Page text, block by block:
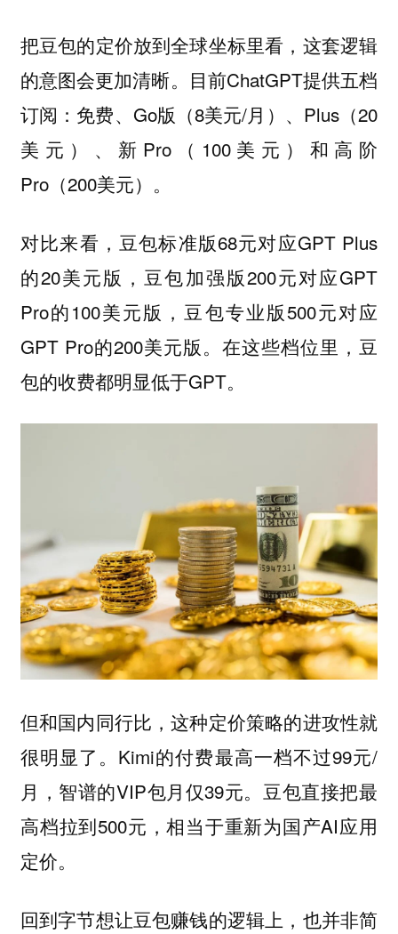
把豆包的定价放到全球坐标里看，这套逻辑
的意图会更加清晰。目前ChatGPT提供五档
订阅：免费、Go版（8美元/月）、Plus（20
美元）、新Pro（100美元）和高阶
Pro（200美元）。
对比来看，豆包标准版68元对应GPT Plus
的20美元版，豆包加强版200元对应GPT
Pro的100美元版，豆包专业版500元对应
GPT Pro的200美元版。在这些档位里，豆
包的收费都明显低于GPT。
但和国内同行比，这种定价策略的进攻性就
很明显了。Kimi的付费最高一档不过99元/
月，智谱的VIP包月仅39元。豆包直接把最
高档拉到500元，相当于重新为国产AI应用
定价。
回到字节想让豆包赚钱的逻辑上，也并非简